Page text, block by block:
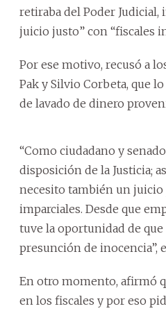
retiraba del Poder Judicial,
juicio justo” con “fiscales
Por ese motivo, recusó a
Pak y Silvio Corbeta, que
de lavado de dinero
“Como ciudadano y
disposición de la Justicia;
necesito también un juicio
imparciales. Desde que
tuve la oportunidad de
presunción de inocencia”,
En otro momento, afirmó
en los fiscales y por eso